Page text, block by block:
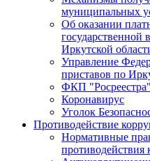
муниципальных
Об оказании
государственной
Иркутской
Управление
приставов по
ФКП "Росреестра"
Коронавирус
Уголок
Противодействие
Нормативные
противодействия